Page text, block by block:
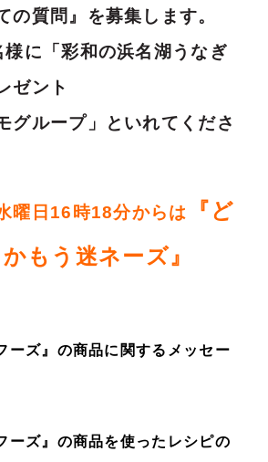
の質問』を募集します。
に「彩和の浜名湖うなぎ
ゼント
グループ」といれてくださ
日16時18分からは
『ど
もう迷ネーズ』
ーズ』の商品に関するメッセー
ーズ』の商品を使ったレシピの